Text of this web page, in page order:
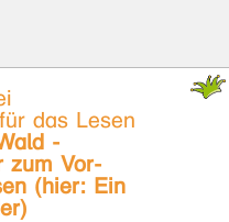
das Lesen
-
zum Vor-
(hier: Ein